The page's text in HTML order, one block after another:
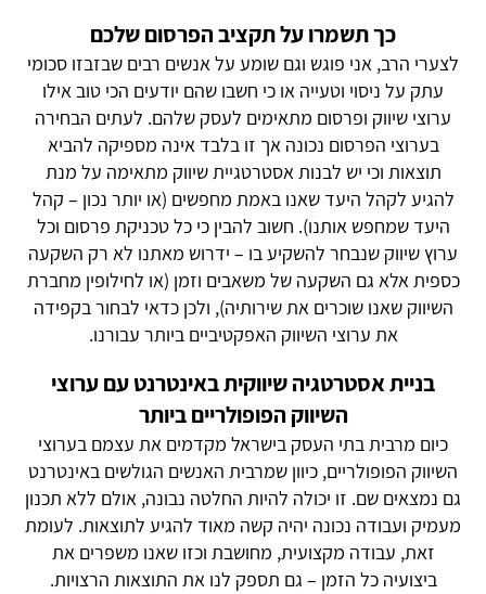
כך תשמרו על תקציב הפרסום שלכם
לצערי הרב, אני פוגש וגם שומע על אנשים רבים שבזבזו סכומי
עתק על ניסוי וטעייה או כי חשבו שהם יודעים הכי טוב אילו
ערוצי שיווק ופרסום מתאימים לעסק שלהם. לעתים הבחירה
בערוצי הפרסום נכונה אך זו בלבד אינה מספיקה להביא
תוצאות וכי יש לבנות אסטרטגיית שיווק מתאימה על מנת
להגיע לקהל היעד שאנו באמת מחפשים (או יותר נכון – קהל
היעד שמחפש אותנו). חשוב להבין כי כל טכניקת פרסום וכל
ערוץ שיווק שנבחר להשקיע בו – ידרוש מאתנו לא רק השקעה
כספית אלא גם השקעה של משאבים וזמן (או לחילופין מחברת
השיווק שאנו שוכרים את שירותיה), ולכן כדאי לבחור בקפידה
את ערוצי השיווק האפקטיביים ביותר עבורנו.
בניית אסטרטגיה שיווקית באינטרנט עם ערוצי
השיווק הפופולריים ביותר
כיום מרבית בתי העסק בישראל מקדמים את עצמם בערוצי
השיווק הפופולריים, כיוון שמרבית האנשים הגולשים באינטרנט
גם נמצאים שם. זו יכולה להיות החלטה נבונה, אולם ללא תכנון
מעמיק ועבודה נכונה יהיה קשה מאוד להגיע לתוצאות. לעומת
זאת, עבודה מקצועית, מחושבת וכזו שאנו משפרים את
ביצועיה כל הזמן – גם תספק לנו את התוצאות הרצויות.